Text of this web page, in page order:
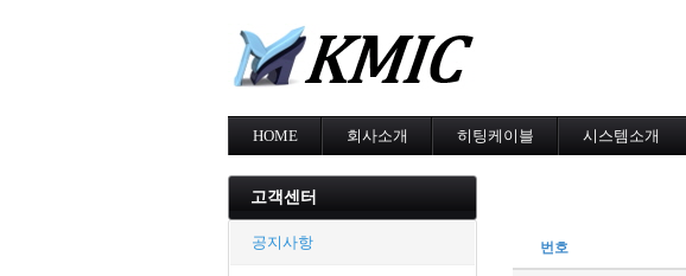
HOME 회사소개 히팅케이블
지붕융설
시스템소개
고객센터
공지사항 번호